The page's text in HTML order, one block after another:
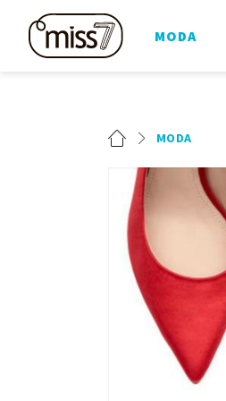
MODA
MODA